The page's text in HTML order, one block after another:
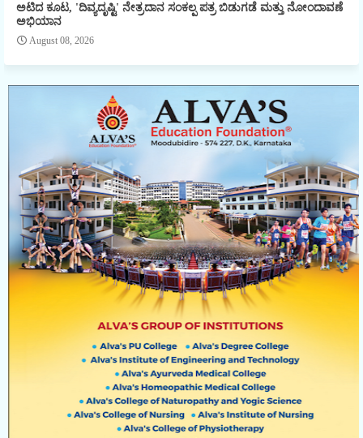
ಅಟಿದ ಕೂಟ, 'ದಿವ್ಯದೃಷ್ಟಿ' ನೇತ್ರದಾನ ಸಂಕಲ್ಪ ಪತ್ರ ಬಿಡುಗಡೆ ಮತ್ತು ನೋಂದಾವಣೆ
ಅಭಿಯಾನ
August 08, 2026